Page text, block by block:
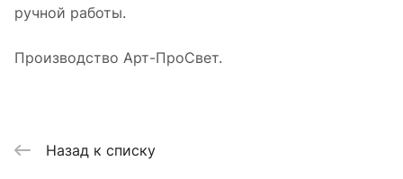
ручной работы.
Производство Арт-ПроСвет.
Назад к списку